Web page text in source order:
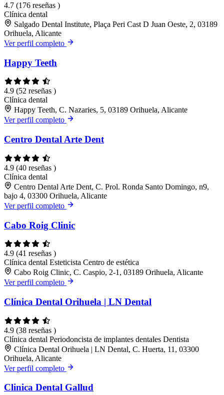
4.7 (176 reseñas )
Clínica dental
Salgado Dental Institute, Plaça Peri Cast D Juan Oeste, 2, 03189
Orihuela, Alicante
Ver perfil completo
Happy Teeth
4.9 (52 reseñas )
Clínica dental
Happy Teeth, C. Nazaries, 5, 03189 Orihuela, Alicante
Ver perfil completo
Centro Dental Arte Dent
4.9 (40 reseñas )
Clínica dental
Centro Dental Arte Dent, C. Prol. Ronda Santo Domingo, n9,
bajo 4, 03300 Orihuela, Alicante
Ver perfil completo
Cabo Roig Clinic
4.9 (41 reseñas )
Clínica dental Esteticista Centro de estética
Cabo Roig Clinic, C. Caspio, 2-1, 03189 Orihuela, Alicante
Ver perfil completo
Clínica Dental Orihuela | LN Dental
4.9 (38 reseñas )
Clínica dental Periodoncista de implantes dentales Dentista
Clínica Dental Orihuela | LN Dental, C. Huerta, 11, 03300
Orihuela, Alicante
Ver perfil completo
Clinica Dental Gallud